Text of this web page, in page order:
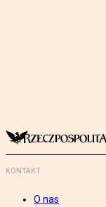
KONTAKT
O nas